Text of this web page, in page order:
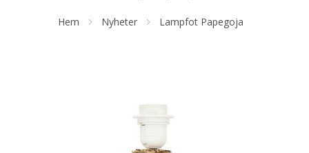
Hem Nyheter Lampfot Papegoja